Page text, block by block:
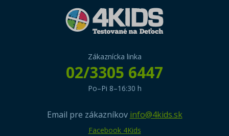
Zákaznícka linka
02/3305 6447
Po–Pi 8–16:30 h
Email pre zákazníkov info@4kids.sk
Facebook 4Kids